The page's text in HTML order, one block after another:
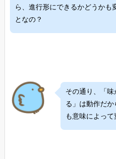
ら、進行形にできるかどうかも
となの？
その通り、「
る」は動作だ
も意味によって